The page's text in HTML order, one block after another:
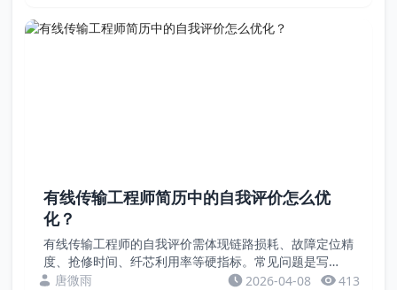
高...
有线传输工程师简历中的自我评价怎么优
化？
有线传输工程师的自我评价需体现链路损耗、故障定位精
度、抢修时间、纤芯利用率等硬指标。常见问题是写
成“光缆敷设”“OTDR测试”等空泛描述。本文通过案例，
唐微雨 2026-04-08 413